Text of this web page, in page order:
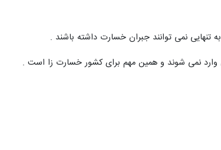
نمی توانند جبران خسارت داشته باشند .
وارد نمی شوند و همین مهم برای کشور خسارت زا است .